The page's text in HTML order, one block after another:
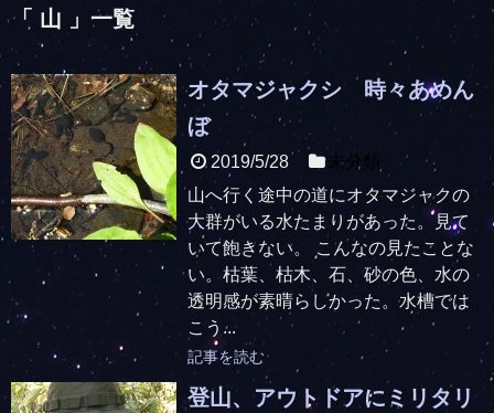
「 山 」一覧
オタマジャクシ 時々あめん
ぼ
2019/5/28
未分類
山へ行く途中の道にオタマジャクの
大群がいる水たまりがあった。見て
いて飽きない。 こんなの見たことな
い。枯葉、枯木、石、砂の色、水の
透明感が素晴らしかった。水槽では
こう...
記事を読む
登山、アウトドアにミリタリ